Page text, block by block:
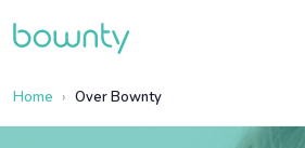
Home Over Bownty